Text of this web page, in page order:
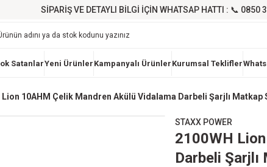
SİPARİŞ VE DETAYLI BİLGİ İÇİN WHATSAP HATTI : 📞 0850
SatanlarYeni Ürünler Kampanyalı Ürünler Kurumsal Teklifler
Lion 10AHM Çelik Mandren Akülü Vidalama Darbeli Şarjlı Matkap
STAXX POWER
2100WH
Darbeli